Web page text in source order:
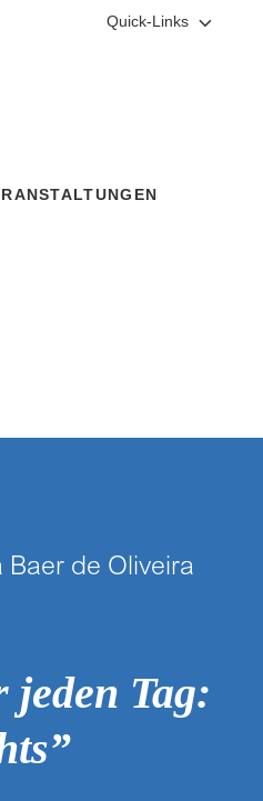
Quick-Links
Baer de Oliveira
Tag: